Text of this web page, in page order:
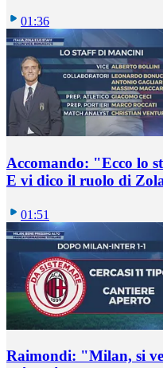
01:36
Accomando: "Ecco lo
E vi dico il ruolo di
01:51
Raimondi: "Milan, si